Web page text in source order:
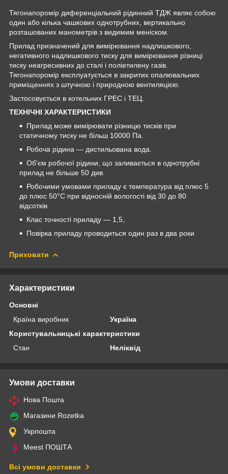
Тягонапоромір диференціальний рідинний ТДЖ являє собою
один або кілька чашкових однотрубних, вертикально
розташованих манометрів з видимим меніском.
Прилад призначений для вимірювання надлишкового,
негативного надлишкового тиску для вимірювання різниці
тиску неагресивних до сталі і поліетилену газів.
Тягонапоромір експлуатується в закритих опалювальних
приміщеннях з штучною і природною вентиляцією.
Застосовується в котельних ГРЕС і ТЕЦ.
ТЕХНІЧНІ ХАРАКТЕРИСТИКИ
Прилад може вимірювати різницю тисків при
статичному тиску не більш 10000 Па.
Робоча рідина — дистильована вода.
Об'єм робочої рідини, що заливається в однотрубні
прилад не більше 50 див.
Робочими умовами приладу є температура від плюс 5
до плюс 50°С при відносній вологості від 30 до 80
відсотків.
Клас точності приладу — 1,5,
Повірка приладу проводиться один раз в два роки
Приховати
Характеристики
Основні
Країна виробник
Україна
Користувальницькі характеристики
Стан
Неліквід
Умови доставки
Нова Пошта
Магазини Rozetka
Укрпошта
Meest ПОШТА
Всі умови доставки